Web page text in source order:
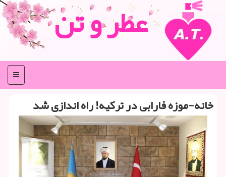
عطر و تن
منو
خانه-موزه فارابی در تركیه! راه اندازی شد